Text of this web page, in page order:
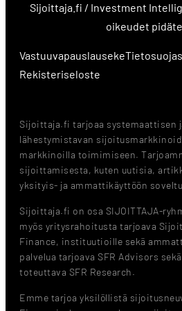
Sijoittaja.fi / Investment
oikeudet
Vastuuvapauslauseke
Rekisteriseloste
Sijoittaja.fi tarjoaa systemaattisen
lähestymistavan
markkinoilla toimimiseen.
sijoittamisesta, kuten uutisia,
yksityis- ja ammattikäyttöön
Sijoittaja.fi on osa SIJOITTAJA-
myös yritysrahoitusta tarjoava
Finance, instituutioille sekä
palvelua tarjoava SFR Advisors
toteuttava SFR Research.
Emme tarjoa yksilöllistä